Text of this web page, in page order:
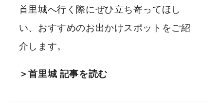
首里城へ行く際にぜひ立ち寄ってほし
い、おすすめのお出かけスポットをご紹
介します。
＞首里城 記事を読む